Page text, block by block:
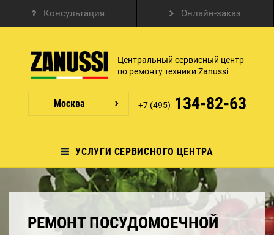
Консультация Онлайн-заказ
Центральный сервисный центр
по ремонту техники Zanussi
Москва +7 (495) 134-82-63
УСЛУГИ СЕРВИСНОГО ЦЕНТРА
РЕМОНТ ПОСУДОМОЕЧНОЙ